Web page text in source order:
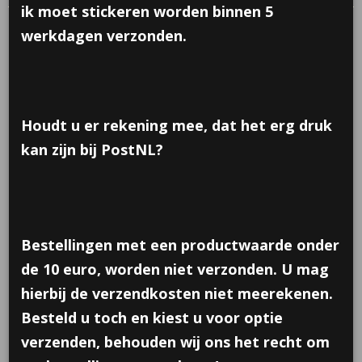
Krijtbordje met knijper
ik moet stickeren worden binnen 5
werkdagen verzonden.
Houdt u er rekening mee, dat het erg druk
kan zijn bij PostNL?
Bestellingen met een productwaarde onder
de 10 euro, worden niet verzonden. U mag
hierbij de verzendkosten niet meerekenen.
Besteld u toch en kiest u voor optie
verzenden, behouden wij ons het recht om